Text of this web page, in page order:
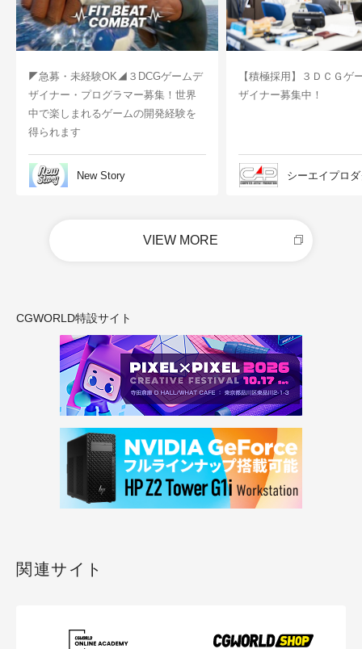
◤急募・未経験OK◢３DCGゲームデ
ザイナー・プログラマー募集！世界
中で楽しまれるゲームの開発経験を
得られます
New Story
【積極採用】３ＤＣＧゲ
ザイナー募集中！
シーエイプロ
VIEW MORE
CGWORLD特設サイト
関連サイト